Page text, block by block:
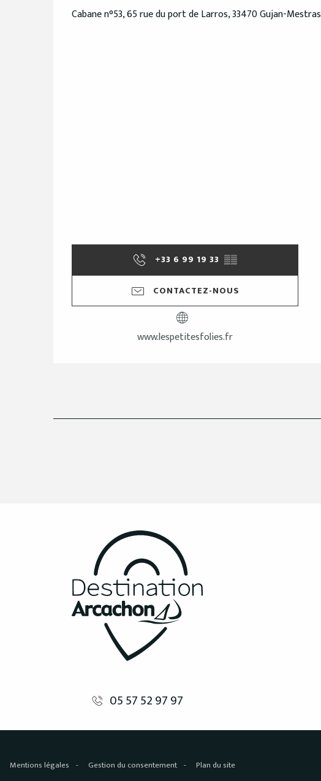
Cabane n°53, 65 rue du port de Larros, 33470 Gujan-Mestras
+33 6 99 19 33 ▒▒
CONTACTEZ-NOUS
www.lespetitesfolies.fr
05 57 52 97 97
Mentions légales Gestion du consentement Plan du site